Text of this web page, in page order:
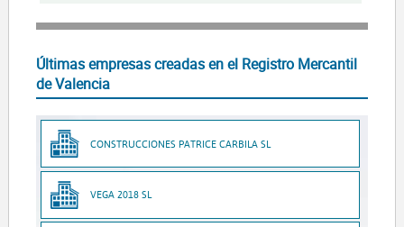
Últimas empresas creadas en el Registro Mercantil
de Valencia
CONSTRUCCIONES PATRICE CARBILA SL
VEGA 2018 SL